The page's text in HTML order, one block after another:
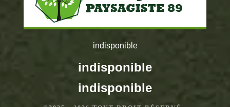
indisponible
indisponible
indisponible